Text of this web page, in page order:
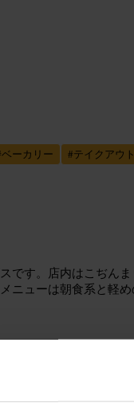
ベーカリー #テイクアウト
です。店内はこぢん
ニューは朝食系と軽